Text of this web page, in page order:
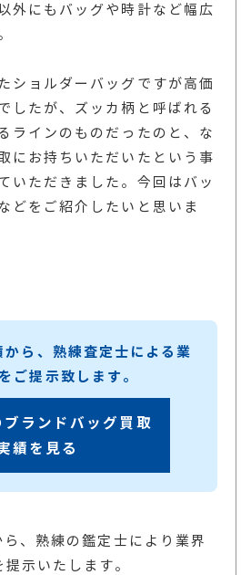
外にもバッグや時計など幅広
ショルダーバッグですが高価
したが、ズッカ柄と呼ばれる
ラインのものだったのと、な
にお持ちいただいたという事
いただきました。今回はバッ
どをご紹介したいと思いま
ら、熟練査定士による業
ご提示致します。
ランドバッグ買取
績を見る
、熟練の鑑定士により業界
示いたします。